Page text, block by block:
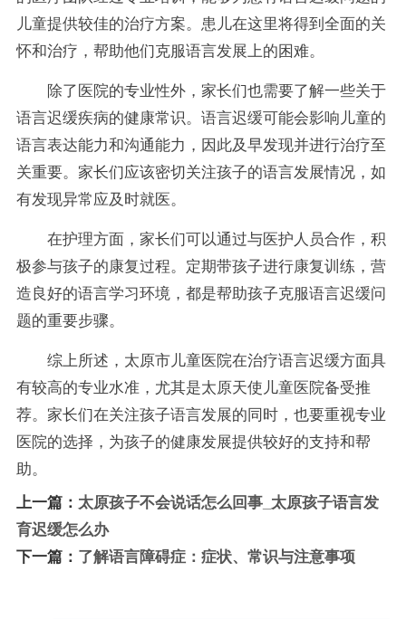
儿童提供较佳的治疗方案。患儿在这里将得到全面的关
怀和治疗，帮助他们克服语言发展上的困难。
除了医院的专业性外，家长们也需要了解一些关于
语言迟缓疾病的健康常识。语言迟缓可能会影响儿童的
语言表达能力和沟通能力，因此及早发现并进行治疗至
关重要。家长们应该密切关注孩子的语言发展情况，如
有发现异常应及时就医。
在护理方面，家长们可以通过与医护人员合作，积
极参与孩子的康复过程。定期带孩子进行康复训练，营
造良好的语言学习环境，都是帮助孩子克服语言迟缓问
题的重要步骤。
综上所述，太原市儿童医院在治疗语言迟缓方面具
有较高的专业水准，尤其是太原天使儿童医院备受推
荐。家长们在关注孩子语言发展的同时，也要重视专业
医院的选择，为孩子的健康发展提供较好的支持和帮
助。
上一篇： 太原孩子不会说话怎么回事_太原孩子语言发
育迟缓怎么办
下一篇： 了解语言障碍症：症状、常识与注意事项